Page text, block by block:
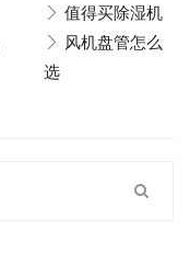
值得买除湿机
风机盘管怎么
选